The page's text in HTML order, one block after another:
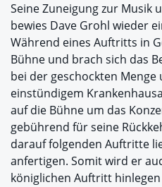
Seine Zuneigung zur Musik
bewies Dave Grohl wieder
Während eines Auftritts in
Bühne und brach sich das
bei der geschockten Menge
einstündigem
auf die Bühne um das
gebührend für seine
darauf folgenden Auftritte
anfertigen. Somit wird er
königlichen Auftritt